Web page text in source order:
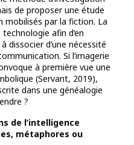
de proposer une étude
mobilisés par la fiction. La
afin d’en
dissocier d’une nécessité
Si l’imagerie
à première vue une
(Servant, 2019),
dans une généalogie
?
de l’intelligence
métaphores ou